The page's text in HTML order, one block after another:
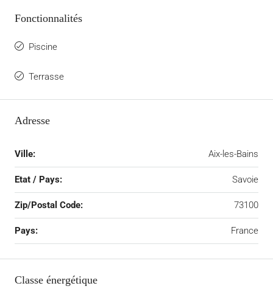
Fonctionnalités
Piscine
Terrasse
Adresse
Ville: Aix-les-Bains
Etat / Pays: Savoie
Zip/Postal Code: 73100
Pays: France
Classe énergétique